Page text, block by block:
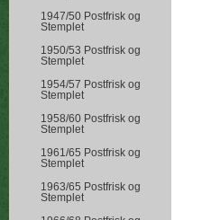
1947/50 Postfrisk og
Stemplet
1950/53 Postfrisk og
Stemplet
1954/57 Postfrisk og
Stemplet
1958/60 Postfrisk og
Stemplet
1961/65 Postfrisk og
Stemplet
1963/65 Postfrisk og
Stemplet